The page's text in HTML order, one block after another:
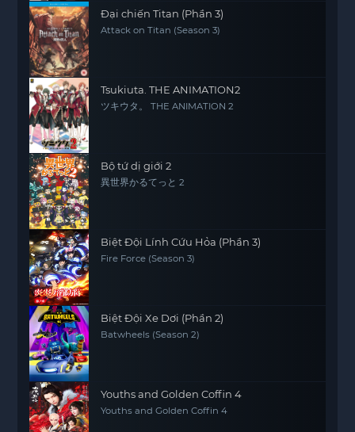
Đại chiến Titan (Phần 3)
Attack on Titan (Season 3)
Tsukiuta. THE ANIMATION2
ツキウタ。 THE ANIMATION 2
Bộ tứ dị giới 2
異世界かるてっと 2
Biệt Đội Lính Cứu Hỏa (Phần 3)
Fire Force (Season 3)
Biệt Đội Xe Dơi (Phần 2)
Batwheels (Season 2)
Youths and Golden Coffin 4
Youths and Golden Coffin 4